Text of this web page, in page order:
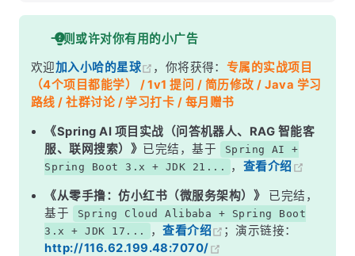
面试考察点
核心答案
深度解析
一、消息流转全链路
二、Exchange 四种类型对比
三、Connection 与 Channel 的关系
面试高频追问
常见面试变体
一则或许对你有用的小广告
欢迎加入小哈的星球 ，你将获得： 专属的实战项目
（4个项目都能学） / 1v1 提问 / 简历修改 / Java 学习
路线 / 社群讨论 / 学习打卡 / 每月赠书
《Spring AI 项目实战（问答机器人、RAG 智能客
服、联网搜索）》 已完结，基于
Spring AI +
Spring Boot 3.x + JDK 21...
， 查看介绍
《从零手撸：仿小红书（微服务架构）》
已完结，
基于
Spring Cloud Alibaba + Spring Boot
3.x + JDK 17...
，查看介绍
；演示链接：
http://116.62.199.48:7070/